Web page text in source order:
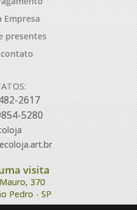
Empresa
presentes
2617
5280
visita
370
Pedro - SP